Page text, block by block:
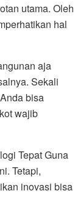
utama. Oleh
hal
aja
Sekali
bisa
wajib
Tepat Guna
Tetapi,
inovasi bisa